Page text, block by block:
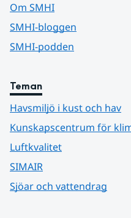
Om SMHI
SMHI-bloggen
SMHI-podden
Teman
Havsmiljö i kust och hav
Kunskapscentrum för
Luftkvalitet
SIMAIR
Sjöar och vattendrag